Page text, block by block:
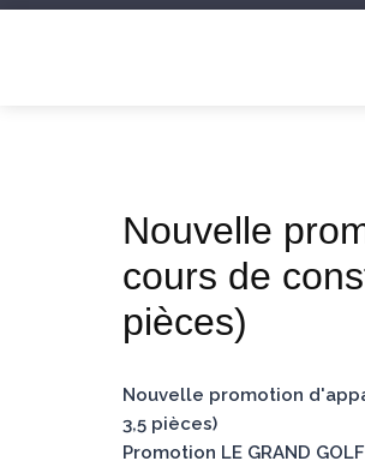
Nouvelle
cours de
pièces)
Nouvelle promotion
3,5 pièces)
Promotion LE GRAND